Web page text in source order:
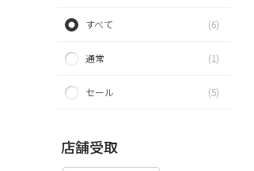
すべて (6)
通常 (1)
セール (5)
店舗受取